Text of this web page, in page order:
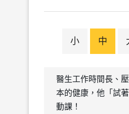
小 中
醫生工作時間長、
本的健康，他「試
動課！